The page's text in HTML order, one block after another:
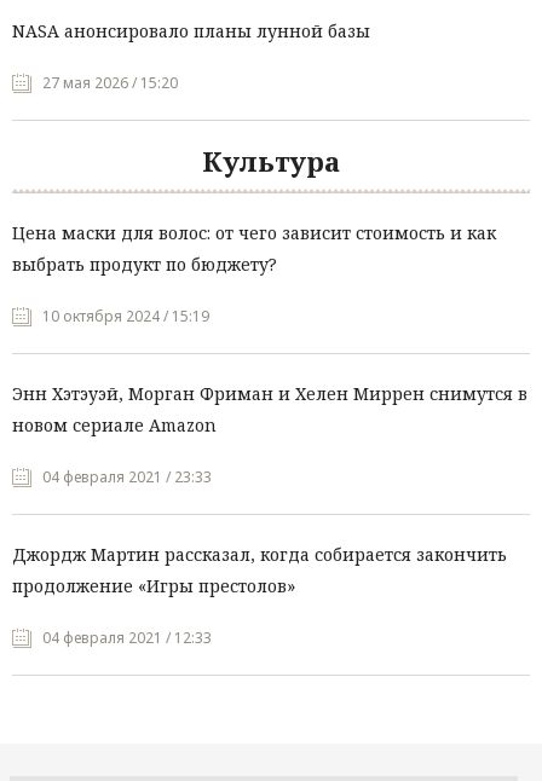
NASA анонсировало планы лунной базы
27 мая 2026 / 15:20
Культура
Цена маски для волос: от чего зависит стоимость и как
выбрать продукт по бюджету?
10 октября 2024 / 15:19
Энн Хэтэуэй, Морган Фриман и Хелен Миррен снимутся в
новом сериале Amazon
04 февраля 2021 / 23:33
Джордж Мартин рассказал, когда собирается закончить
продолжение «Игры престолов»
04 февраля 2021 / 12:33